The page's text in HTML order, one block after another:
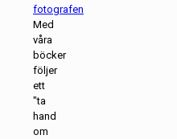
Med
våra
böcker
följer
ett
"ta
hand
om